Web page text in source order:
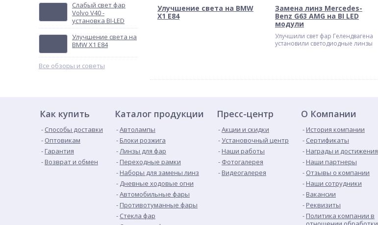
Слабый свет фар
Volvo V40 -
установка BI-LED
Улучшение света на
BMW X1 E84
Все обзоры и советы
Улучшение света на BMW
X1 E84
Замена линз Mercedes-
Benz G63 AMG на BI LED
модули
Улучшили свет фар Гелендвагена
установили светодиодные линзы
Как купить
Способы доставки
Оптовикам
Гарантия
Возврат и обмен
Каталог продукции
Автолампы
Блоки розжига
Линзы для фар
Переходные рамки
Наборы для замены линз
Дневные ходовые огни
Автомобильные фары
Противотуманные фары
Стекла фар
Пресс-центр
Акции и скидки
Установочный центр
Наши работы
Фотогалерея
Видеогалерея
О Компании
История компании
Сертификаты
Награды и достижения
Наши партнеры
Отзывы о компании
Наши сотрудники
Вакансии
Реквизиты
Политика компании в